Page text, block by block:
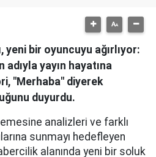
yeni bir oyuncuyu ağırlıyor:
yayın hayatına
"Merhaba" diyerek
duyurdu.
analizleri ve farklı
sunmayı hedefleyen
alanında yeni bir soluk